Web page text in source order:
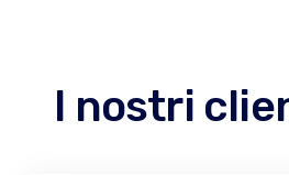
I nostri